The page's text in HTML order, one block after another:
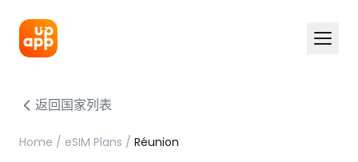
返回国家列表
Home / eSIM Plans / Réunion